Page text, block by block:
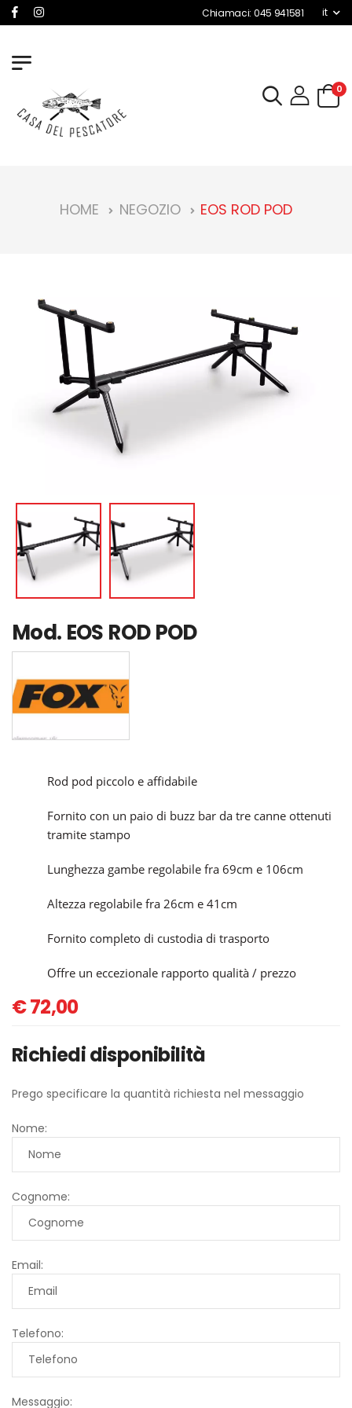
Chiamaci: 045 941581 it
0
HOME NEGOZIO EOS ROD POD
Mod. EOS ROD POD
Rod pod piccolo e affidabile
Fornito con un paio di buzz bar da tre canne ottenuti
tramite stampo
Lunghezza gambe regolabile fra 69cm e 106cm
Altezza regolabile fra 26cm e 41cm
Fornito completo di custodia di trasporto
Offre un eccezionale rapporto qualità / prezzo
€72,00
Richiedi disponibilità
Prego specificare la quantità richiesta nel messaggio
Nome:
Cognome:
Email:
Telefono:
Messaggio: